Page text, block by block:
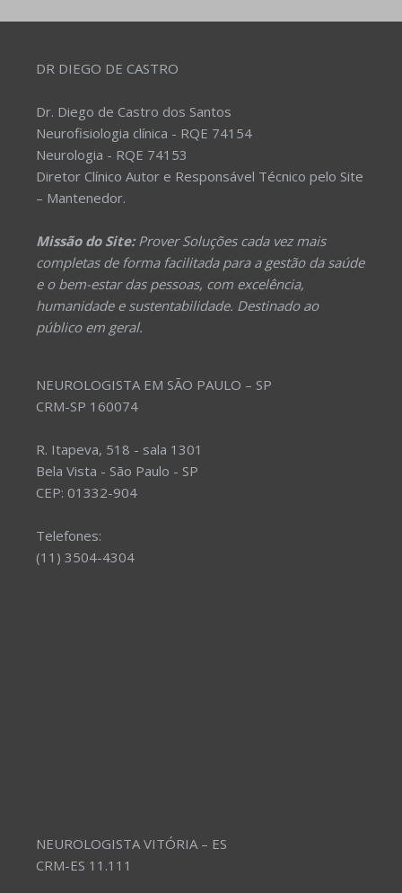
DR DIEGO DE CASTRO
Dr. Diego de Castro dos Santos
Neurofisiologia clínica - RQE 74154
Neurologia - RQE 74153
Diretor Clínico Autor e Responsável Técnico pelo Site
– Mantenedor.
Missão do Site:Prover Soluções cada vez mais
completas de forma facilitada para a gestão da saúde
e o bem-estar das pessoas, com excelência,
humanidade e sustentabilidade. Destinado ao
público em geral.
NEUROLOGISTA EM SÃO PAULO – SP
CRM-SP 160074
R. Itapeva, 518 - sala 1301
Bela Vista - São Paulo - SP
CEP: 01332-904
Telefones:
(11) 3504-4304
NEUROLOGISTA VITÓRIA – ES
CRM-ES 11.111